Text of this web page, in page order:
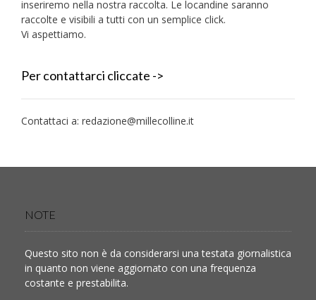
inseriremo nella nostra raccolta. Le locandine saranno
raccolte e visibili a tutti con un semplice click.
Vi aspettiamo.
Per contattarci cliccate ->
Contattaci a: redazione@millecolline.it
NOTE
Questo sito non è da considerarsi una testata giornalistica
in quanto non viene aggiornato con una frequenza
costante e prestabilita.